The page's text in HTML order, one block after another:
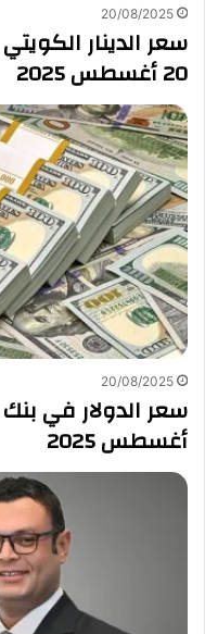
20/08/2025
سعر الدينار
20 أغسطس 2025
20/08/2025
أغسطس 2025